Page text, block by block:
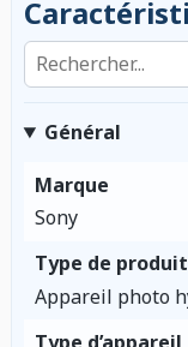
Rechercher dans
Général
Marque
Sony
Type de produit
Appareil photo